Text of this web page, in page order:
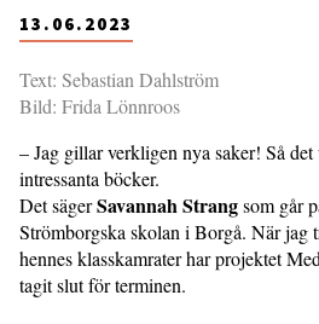
13.06.2023
Text: Sebastian Dahlström
Bild: Frida Lönnroos
– Jag gillar verkligen nya saker! Så
intressanta böcker.
Det sägerSavannah Strangsom går
Strömborgska skolan i Borgå. När jag
hennes klasskamrater har projektet
tagit slut för terminen.